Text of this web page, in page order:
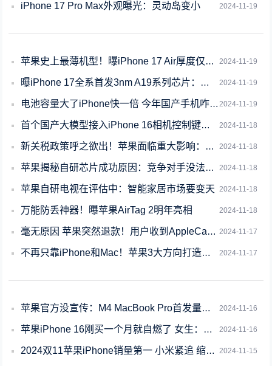
2024-11-19
iPhone 17 Pro Max外观曝光：灵动岛变小
2024-11-19
苹果史上最薄机型！曝iPhone 17 Air厚度仅6mm
2024-11-19
曝iPhone 17全系首发3nm A19系列芯片：无缘台积电2nm工艺制程
2024-11-19
电池容量大了iPhone快一倍 今年国产手机咋突然悟了
2024-11-18
首个国产大模型接入iPhone 16相机控制键：可一键调起阶跃星辰智能助手跃问
2024-11-18
新关税政策呼之欲出！苹果面临重大影响：每部iPhone或涨价近2千元
2024-11-18
苹果揭秘自研芯片成功原因：竞争对手没法用最新尖端技术
2024-11-18
苹果自研电视在评估中：智能家居市场要变天
2024-11-18
万能防丢神器！曝苹果AirTag 2明年亮相
2024-11-17
毫无原因 苹果突然退款！用户收到AppleCare+服务费
2024-11-17
不再只靠iPhone和Mac！苹果3大方向打造全新产品线
2024-11-16
苹果官方没宣传：M4 MacBook Pro首发量子点显示技术
2024-11-16
苹果iPhone 16刚买一个月就自燃了 女生：发誓没用磁吸充电器
2024-11-15
2024双11苹果iPhone销量第一 小米紧追 缩小差距